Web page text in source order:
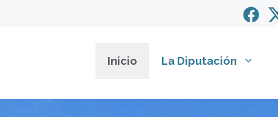
Inicio La Diputación